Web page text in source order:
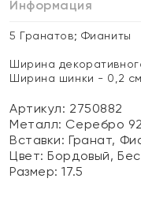
Информация
5 Гранатов; Фианиты
Ширина
Ширина шинки - 0,2 см
Артикул: 2750882
Металл: Серебро
Вставки:Гранат,
Цвет:Бордовый,
Размер:17.5